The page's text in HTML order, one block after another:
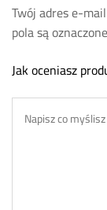
Twój adres e-
pola są oznaczone
Jak oceniasz